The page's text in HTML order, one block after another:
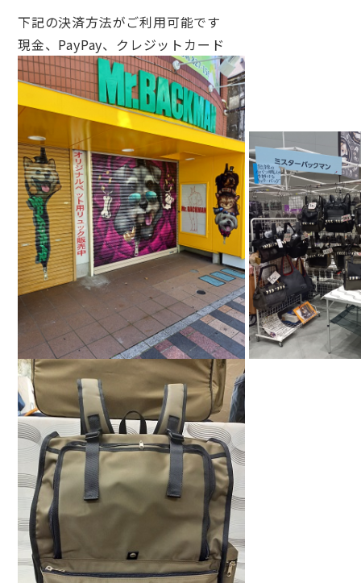
下記の決済方法がご利用可能です
現金、PayPay、クレジットカード